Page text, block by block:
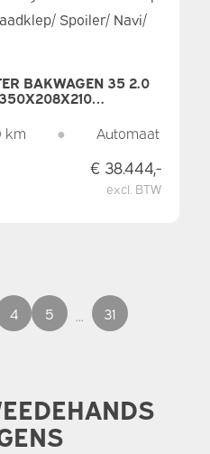
BAKWAGEN 35 2.0
km ● Automaat
€ 38.444,-
excl. BTW
4 5 ... 31